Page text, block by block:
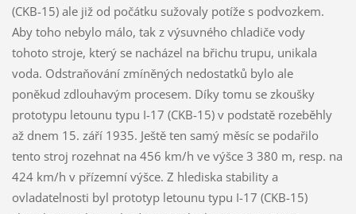
(CKB-15) ale již od počátku sužovaly potíže s podvozkem.
Aby toho nebylo málo, tak z výsuvného chladiče vody
tohoto stroje, který se nacházel na břichu trupu, unikala
voda. Odstraňování zmíněných nedostatků bylo ale
poněkud zdlouhavým procesem. Díky tomu se zkoušky
prototypu letounu typu I-17 (CKB-15) v podstatě rozeběhly
až dnem 15. září 1935. Ještě ten samý měsíc se podařilo
tento stroj rozehnat na 456 km/h ve výšce 3 380 m, resp. na
424 km/h v přízemní výšce. Z hlediska stability a
ovladatelnosti byl prototyp letounu typu I-17 (CKB-15)